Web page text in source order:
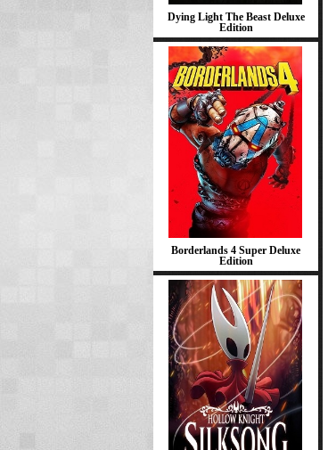
Dying Light The Beast Deluxe
Edition
Borderlands 4 Super Deluxe
Edition